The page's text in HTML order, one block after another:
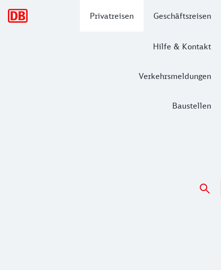
Privatreisen Geschäftsreisen
Hilfe & Kontakt
Verkehrsmeldungen
Baustellen